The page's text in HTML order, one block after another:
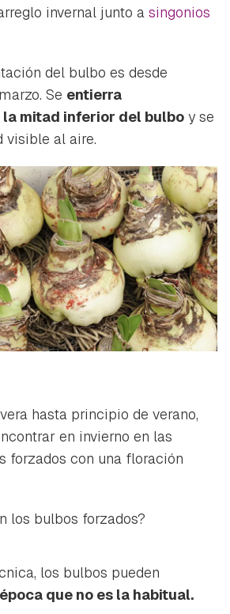
invernal junto a singonios
del bulbo es desde
Se entierra
mitad inferior del bulbo y se
visible al aire.
hasta principio de verano,
en invierno en las
forzados con una floración
los bulbos forzados?
los bulbos pueden
que no es la habitual.